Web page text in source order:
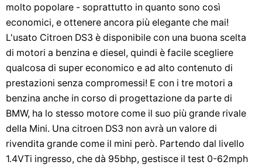
molto popolare - soprattutto in quanto sono così
economici, e ottenere ancora più elegante che mai!
L'usato Citroen DS3 è disponibile con una buona scelta
di motori a benzina e diesel, quindi è facile scegliere
qualcosa di super economico e ad alto contenuto di
prestazioni senza compromessi! E con i tre motori a
benzina anche in corso di progettazione da parte di
BMW, ha lo stesso motore come il suo più grande rivale
della Mini. Una citroen DS3 non avrà un valore di
rivendita grande come il mini però. Partendo dal livello
1.4VTi ingresso, che dà 95bhp, gestisce il test 0-62mph